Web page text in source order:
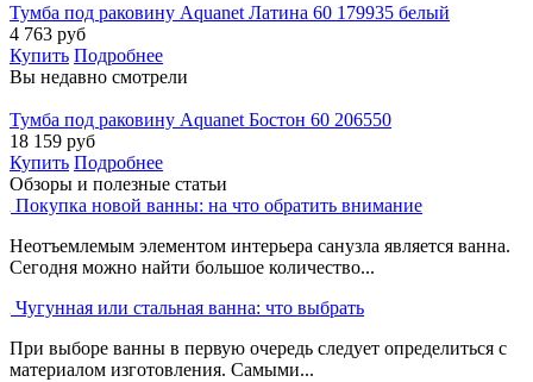
Тумба под раковину Aquanet Латина 60 179935 белый
4 763 руб
Купить Подробнее
Вы недавно смотрели
Тумба под раковину Aquanet Бостон 60 206550
18 159 руб
Купить Подробнее
Обзоры и полезные статьи
Покупка новой ванны: на что обратить внимание
Неотъемлемым элементом интерьера санузла является ванна.
Сегодня можно найти большое количество...
Чугунная или стальная ванна: что выбрать
При выборе ванны в первую очередь следует определиться с
материалом изготовления. Самыми...